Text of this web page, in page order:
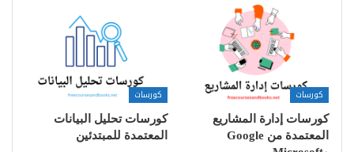
كورسات
كورسات إدارة المشاريع
المعتمدة من Google
كورسات
كورسات تحليل البيانات
المعتمدة للمبتدئين